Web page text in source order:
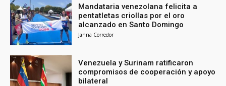
Mandataria venezolana felicita a
pentatletas criollas por el oro
alcanzado en Santo Domingo
Janna Corredor
Venezuela y Surinam ratificaron
compromisos de cooperación y apoyo
bilateral